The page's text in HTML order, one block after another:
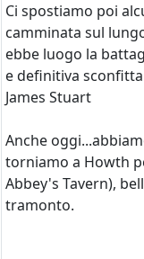
Ci spostiamo poi
camminata sul
ebbe luogo la
e definitiva
James Stuart
Anche
torniamo a Howth
Abbey's Tavern),
tramonto.